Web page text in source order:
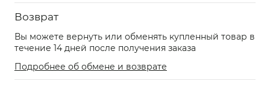
Возврат
Вы можете вернуть или обменять купленный товар в
течение 14 дней после получения заказа
Подробнее об обмене и возврате